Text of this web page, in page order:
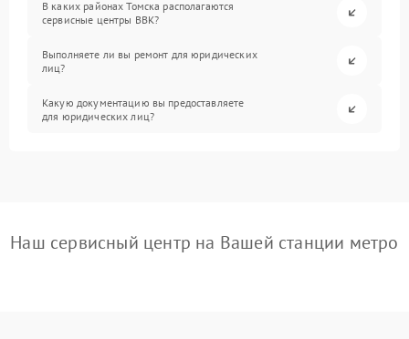
В каких районах Томска располагаются
сервисные центры BBK?
Выполняете ли вы ремонт для юридических
лиц?
Какую документацию вы предоставляете
для юридических лиц?
Наш сервисный центр на Вашей станции метро